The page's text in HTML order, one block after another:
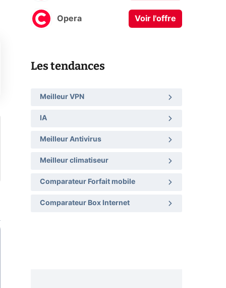
Opera Voir l'offre
Les tendances
Meilleur VPN
IA
Meilleur Antivirus
Meilleur climatiseur
Comparateur Forfait mobile
Comparateur Box Internet